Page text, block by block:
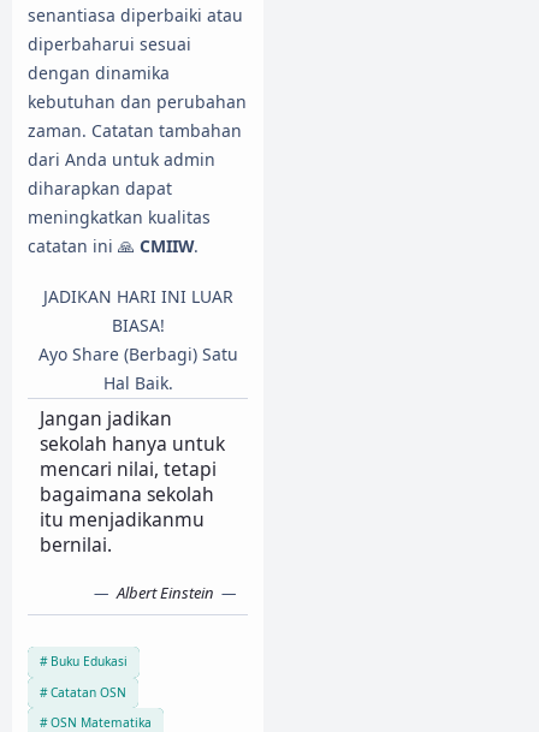
senantiasa diperbaiki atau
diperbaharui sesuai
dengan dinamika
kebutuhan dan perubahan
zaman. Catatan tambahan
dari Anda untuk admin
diharapkan dapat
meningkatkan kualitas
catatan ini 🙏 CMIIW.
JADIKAN HARI INI LUAR
BIASA!
Ayo Share (Berbagi) Satu
Hal Baik.
Jangan jadikan
sekolah hanya untuk
mencari nilai, tetapi
bagaimana sekolah
itu menjadikanmu
bernilai.
Albert Einstein
Buku Edukasi
Catatan OSN
OSN Matematika